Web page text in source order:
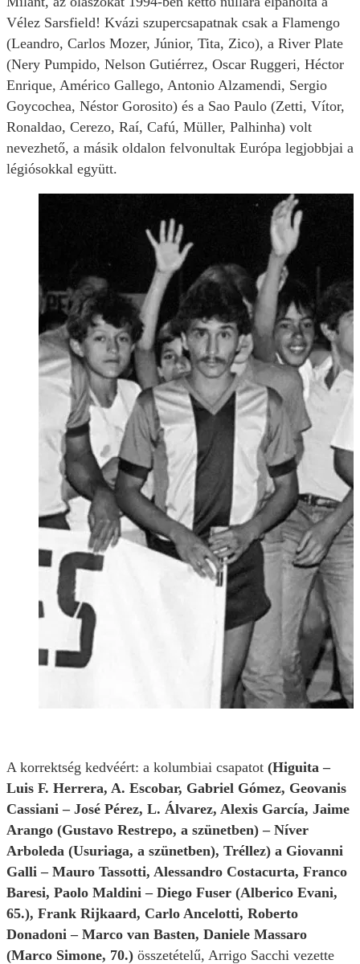
Vélez Sarsfield! Kvázi szupercsapatnak csak a Flamengo
(Leandro, Carlos Mozer, Júnior, Tita, Zico), a River Plate
(Nery Pumpido, Nelson Gutiérrez, Oscar Ruggeri, Héctor
Enrique, Américo Gallego, Antonio Alzamendi, Sergio
Goycochea, Néstor Gorosito) és a Sao Paulo (Zetti, Vítor,
Ronaldao, Cerezo, Raí, Cafú, Müller, Palhinha) volt
nevezhető, a másik oldalon felvonultak Európa legjobbjai a
légiósokkal együtt.
A korrektség kedvéért: a kolumbiai csapatot (Higuita –
Luis F. Herrera, A. Escobar, Gabriel Gómez, Geovanis
Cassiani – José Pérez, L. Álvarez, Alexis García, Jaime
Arango (Gustavo Restrepo, a szünetben) – Níver
Arboleda (Usuriaga, a szünetben), Tréllez) a Giovanni
Galli – Mauro Tassotti, Alessandro Costacurta, Franco
Baresi, Paolo Maldini – Diego Fuser (Alberico Evani,
65.), Frank Rijkaard, Carlo Ancelotti, Roberto
Donadoni – Marco van Basten, Daniele Massaro
(Marco Simone, 70.) összetételű, Arrigo Sacchi vezette